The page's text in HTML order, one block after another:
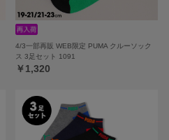
4/3一部再販 WEB限定 PUMA クルーソック
ス 3足セット 1091
￥1,320